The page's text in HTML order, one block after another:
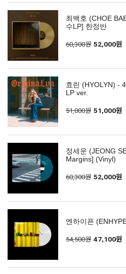
최백호 (CHOE
수LP] 한정반
60,300원 52,000원
효린 (HYOLYN) -
LP ver.
51,000원 51,000원
정세운 (JEONG
Margins] (Vinyl)
60,300원 52,000원
엔하이픈
54,500원 47,100원